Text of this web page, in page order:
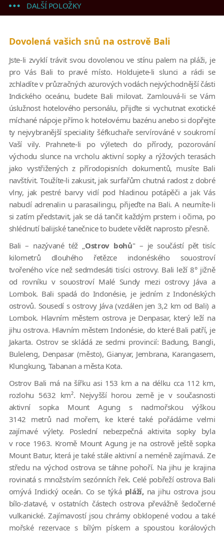
DALŠÍ POLOŽKY
Dovolená vašich snů na ostrově Bali
Jste-li zvyklí trávit svou dovolenou ve stínu palem na pláži, je
pro Vás Bali to pravé místo. Holdujete-li slunci a rádi se
zchladíte v průzračných azurových vodách nejvýchodnější části
Indického oceánu, budete Bali milovat. Zamlouvá-li se Vám
úslužnost hotelového personálu, přijďte si vychutnat exotické
míchané nápoje přímo k hotelovému bazénu anebo si dopřejte
ty nejvybranější speciality šéfkuchaře servírováné v soukromí
Vaší vily. Prahnete-li po výletech do přírody, pozorování
východu slunce na vrcholu aktivní sopky a rýžových terasách
jako vystřižených z přírodopisních dokumentů, musíte Bali
navštívit. Toužíte-li zakusit, jak surfařům chutná radost z dobré
vlny, jak pestré barvy vidí pod hladinou potápěči a jak Vás
nabudí adrenalin u parasailingu, přijeďte na Bali. A neumíte-li
si zatím představit, jak se dá tančit každým prstem i očima, po
shlédnutí balijské tanečnice to budete vědět naprosto přesně.
Bali – nazývané též „Ostrov bohů" – je součástí pět tisíc
kilometrů dlouhého řetězce indonéského souostroví
tvořeného více než sedmdesáti tisíci ostrovy. Bali leží 8° jižně
od rovníku v souostroví Malé Sundy mezi ostrovy Jáva a
Lombok. Bali spadá do Indonésie, je jedním z Indonéských
ostrovů. Sousedí s ostrovy Jáva (vzdálen jen 3,2 km od Bali) a
Lombok. Hlavním městem ostrova je Denpasar, který leží na
jihu ostrova. Hlavním městem Indonésie, do které Bali patří, je
Jakarta. Ostrov se skládá ze sedmi provincií: Badung, Bangli,
Buleleng, Denpasar (město), Gianyar, Jembrana, Karangasem,
Klungkung, Tabanan a města Kota.
Ostrov Bali má na šířku asi 153 km a na délku cca 112 km,
rozlohu 5632 km². Nejvyšší horou země je v současnosti
aktivní sopka Mount Agung s nadmořskou výškou
3142 metrů nad mořem, ke které také pořádáme velmi
zajímavé výlety. Poslední nebezpečná aktivita sopky byla
v roce 1963. Kromě Mount Agung je na ostrově ještě sopka
Mount Batur, která je také stále aktivní a neméně zajímavá. Ze
středu na východ ostrova se táhne pohoří. Na jihu je krajina
rovinatá s množstvím sezónních řek. Celé pobřeží ostrova Bali
omývá Indický oceán. Co se týká pláží, na jihu ostrova jsou
bílo-zlatavé, v ostatních částech ostrova převážně šedočerné
vulkanické. Zajímavostí jsou chrámy obklopené vodou a také
mořské rezervace s bílým pískem a spoustou korálových